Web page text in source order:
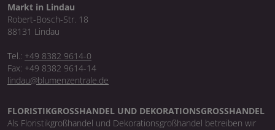
Markt in Lindau
Robert-Bosch-Str. 18
88131 Lindau
Tel.: +49 8382 9614-0
Fax: +49 8382 9614-14
lindau@blumenzentrale.de
FLORISTIKGROSSHANDEL UND DEKORATIONSGROSSHANDEL
Als Floristikgroßhandel und Dekorationsgroßhandel betreiben wir